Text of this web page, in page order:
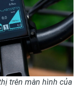
trên màn hình của